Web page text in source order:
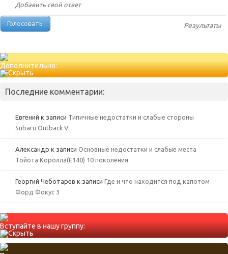
Добавить свой ответ
Результаты
Дополнительно:
Последние комментарии:
Евгений к записи Типичные недостатки и слабые стороны
Subaru Outback V
Александр к записи Основные недостатки и слабые места
Тойота Королла(Е140) 10 поколения
Георгий Чеботарев к записи Где и что находится под капотом
Форд Фокус 3
Вступайте в нашу группу: